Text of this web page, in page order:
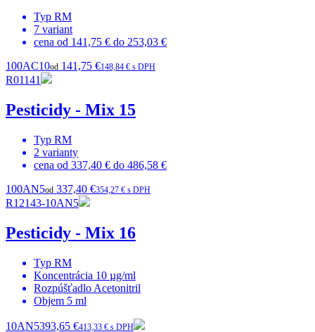
Typ RM
7 variant
cena od 141,75 € do 253,03 €
100AC10od 141,75 €148,84 € s DPH
R01141
Pesticidy - Mix 15
Typ RM
2 varianty
cena od 337,40 € do 486,58 €
100AN5od 337,40 €354,27 € s DPH
R12143-10AN5
Pesticidy - Mix 16
Typ RM
Koncentrácia 10 µg/ml
Rozpúšťadlo Acetonitril
Objem 5 ml
10AN5393,65 €413,33 € s DPH